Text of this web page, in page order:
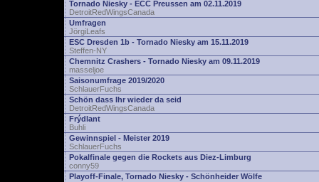
Tornado Niesky - ECC Preussen am 02.11.2019
DetroitRedWingsCanada
Umfragen
JörgiLeafs
ESC Dresden 1b - Tornado Niesky am 15.11.2019
Steffen-NY
Chemnitz Crashers - Tornado Niesky am 09.11.2019
masseljoe
Saisonumfrage 2019/2020
SchlauerFuchs
Schön dass Ihr wieder da seid
DetroitRedWingsCanada
Frýdlant
Buhli
Gewinnspiel - Meister 2019
SchlauerFuchs
Pokalfinale gegen die Rockets aus Diez-Limburg
conny59
Playoff-Finale, Tornado Niesky - Schönheider Wölfe